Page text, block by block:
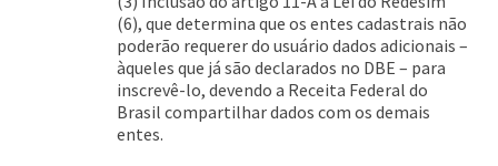
(6), que determina que os entes cadastrais não
poderão requerer do usuário dados adicionais –
àqueles que já são declarados no DBE – para
inscrevê-lo, devendo a Receita Federal do
Brasil compartilhar dados com os demais
entes.